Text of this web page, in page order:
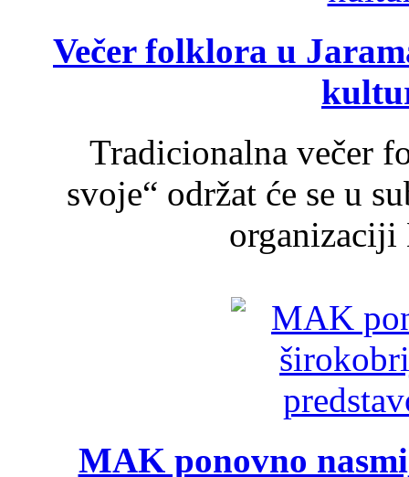
Večer folklora u
Tradicionalna večer
svoje“ održat će se u
organizaciji
MAK ponovno